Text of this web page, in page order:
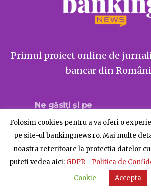
Primul proiect online de
bancar din
Ne găsiți și pe
© BankingNews - Toate drepturile
Despre BankingNews Contact
Folosim cookies pentru a va oferi o
pe site-ul bankingnews.ro. Mai multe
noastra referitoare la protectia datelor
puteti vedea aici: GDPR - Politica de
Cookie
Accepta